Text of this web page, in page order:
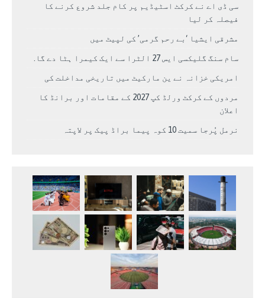
سی ڈی اے نے کرکٹ اسٹیڈیم پر کام جلد شروع کرنے کا
فیصلہ کر لیا
مشرقی ایشیا ‘بے رحم گرمی’ کی لپیٹ میں
سام سنگ گلیکسی ایس 27 الٹرا سے ایک کیمرا ہٹا دے گا.
امریکی خزانہ نے ین مارکیٹ میں تاریخی مداخلت کی
مردوں کے کرکٹ ورلڈ کپ 2027 کے مقامات اور برانڈ کا
اعلان
نرمل پُرجا سمیت 10 کوہ پیما براڈ پیک پر لاپتہ